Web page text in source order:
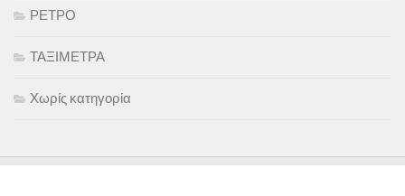
ΡΕΤΡΟ
ΤΑΞΙΜΕΤΡΑ
Χωρίς κατηγορία